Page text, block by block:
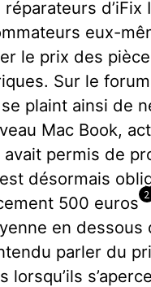
d’iFix
eux-
le prix des
Sur le
plaint ainsi de
Mac Book,
permis de
désormais
500 euros 2
en dessous
parler du